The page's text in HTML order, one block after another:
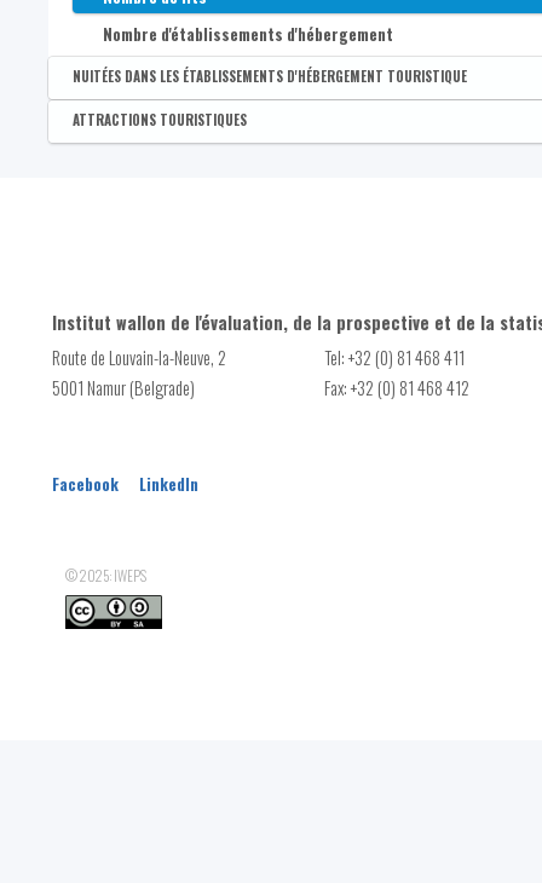
Nombre d'établissements d'hébergement
NUITÉES DANS LES ÉTABLISSEMENTS D'HÉBERGEMENT TOURISTIQUE
Disponible par : Commune - Province
Nombre de nuitées dans les établissements d'hébergement
ATTRACTIONS TOURISTIQUES
Nombre d'attractions touristiques de type 'récréatif'
Institut wallon de l'évaluation, de la prospective et de la
Route de Louvain-la-Neuve, 2
5001 Namur (Belgrade)
Tel: +32 (0) 81 468 411
Fax: +32 (0) 81 468 412
Facebook LinkedIn
© 2025: IWEPS